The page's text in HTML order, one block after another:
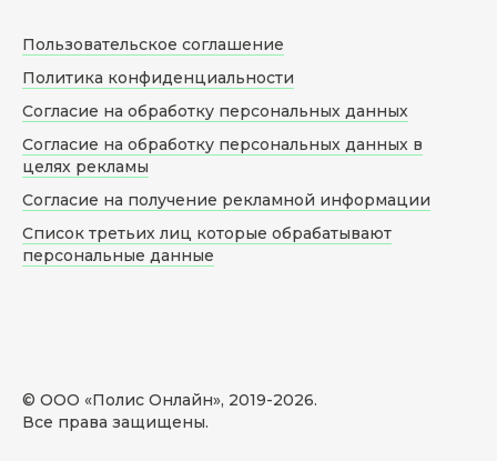
© ООО «Полис Онлайн», 2019-2026.
Все права защищены.
Пользовательское соглашение
Политика конфиденциальности
Согласие на обработку персональных данных
Согласие на обработку персональных данных в
целях рекламы
Согласие на получение рекламной информации
Список третьих лиц которые обрабатывают
персональные данные